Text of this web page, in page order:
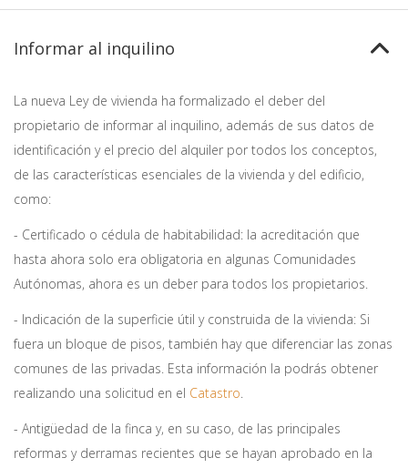
Informar al inquilino
La nueva Ley de vivienda ha formalizado el deber del
propietario de informar al inquilino, además de sus datos de
identificación y el precio del alquiler por todos los conceptos,
de las características esenciales de la vivienda y del edificio,
como:
- Certificado o cédula de habitabilidad: la acreditación que
hasta ahora solo era obligatoria en algunas Comunidades
Autónomas, ahora es un deber para todos los propietarios.
- Indicación de la superficie útil y construida de la vivienda: Si
fuera un bloque de pisos, también hay que diferenciar las zonas
comunes de las privadas. Esta información la podrás obtener
realizando una solicitud en el Catastro.
- Antigüedad de la finca y, en su caso, de las principales
reformas y derramas recientes que se hayan aprobado en la